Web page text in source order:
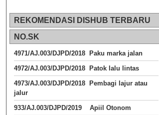
REKOMENDASI DISHUB TERBARU
NO.SK
4971/AJ.003/DJPD/2018 Paku marka jalan
4972/AJ.003/DJPD/2018 Patok lalu lintas
4973/AJ.003/DJPD/2018
Pembagi lajur atau
jalur
933/AJ.003/DJPD/2019 Apiil Otonom